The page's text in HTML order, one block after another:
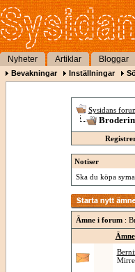
Nyheter Artiklar Bloggar
Bevakningar Inställningar
Sysidans
Notiser
Ska du köpa
Ämne i forum:
Ämne